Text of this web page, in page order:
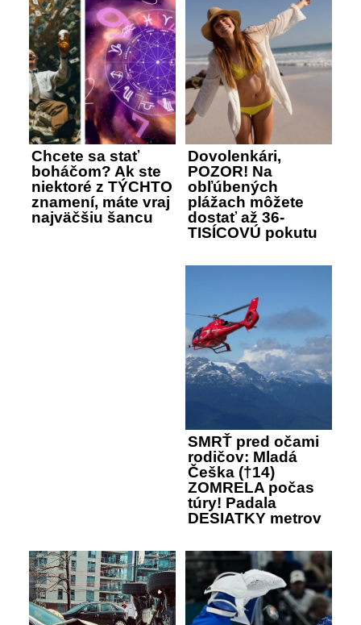
Chcete sa stať
boháčom? Ak ste
niektoré z TÝCHTO
znamení, máte vraj
najväčšiu šancu
Dovolenkári,
POZOR! Na
obľúbených
plážach môžete
dostať až 36-
TISÍCOVÚ pokutu
SMRŤ pred očami
rodičov: Mladá
Češka (†14)
ZOMRELA počas
túry! Padala
DESIATKY metrov